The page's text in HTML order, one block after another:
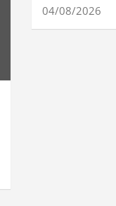
04/08/2026